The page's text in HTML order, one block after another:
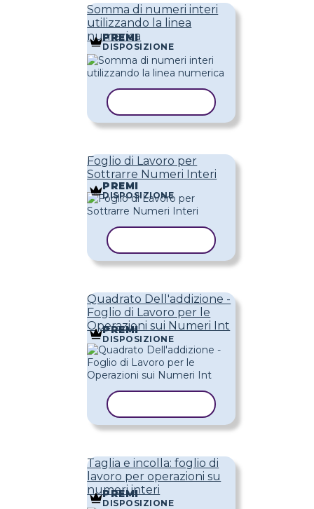
Somma di numeri interi
utilizzando la linea
numerica
PREMI
DISPOSIZIONE
Foglio di Lavoro per
Sottrarre Numeri Interi
PREMI
DISPOSIZIONE
Quadrato Dell'addizione -
Foglio di Lavoro per le
Operazioni sui Numeri Int
PREMI
DISPOSIZIONE
Taglia e incolla: foglio di
lavoro per operazioni su
numeri interi
PREMI
DISPOSIZIONE